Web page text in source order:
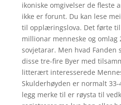
ikoniske omgivelser de fleste
ikke er forunt. Du kan lese
til opplæringslova. Det førte
millionar menneske og
sovjetarar. Men hvad Fanden
disse tre-fire Byer med
litterært interesserede
Skulderhøyden er normalt 33-
legg merke til er røysta til